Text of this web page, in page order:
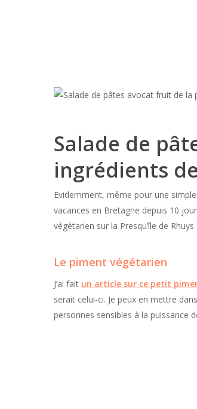
Salade de
ingrédients
Evidemment, même pour une
vacances en Bretagne depuis 10
végétarien sur la Presqu’île de Rhuys
Le piment végétarien
J’ai fait un article sur ce petit
serait celui-ci. Je peux en mettre
personnes sensibles à la puissance